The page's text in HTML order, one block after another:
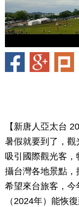
【新唐人亞太台
暑假就要到了，觀
吸引國際觀光客
攝台灣各地景點，
希望來台旅客，
（2024年）能恢